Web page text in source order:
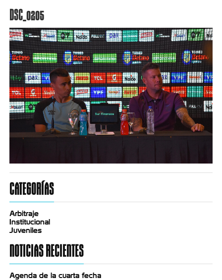
DSC_0205
CATEGORÍAS
Arbitraje
Institucional
Juveniles
NOTICIAS RECIENTES
Agenda de la cuarta fecha